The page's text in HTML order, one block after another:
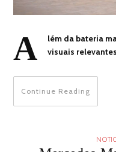
A
lém da bateria
visuais
Continue Reading